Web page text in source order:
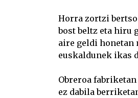
Horra zortzi
bost beltz eta hiru
aire geldi
euskaldunek ikas
Obreroa fabriketan
ez dabila